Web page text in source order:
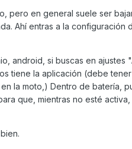
pero en general suele ser
Ahí entras a la configuración
android, si buscas en ajustes
tiene la aplicación (debe
la moto,) Dentro de batería,
que, mientras no esté